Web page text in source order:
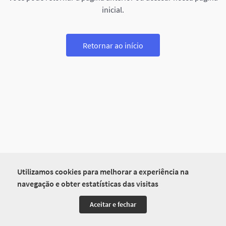
Utilizamos cookies para melhorar a experiência na
navegação e obter estatísticas das visitas
Aceitar e fechar
inicial.
Retornar ao início